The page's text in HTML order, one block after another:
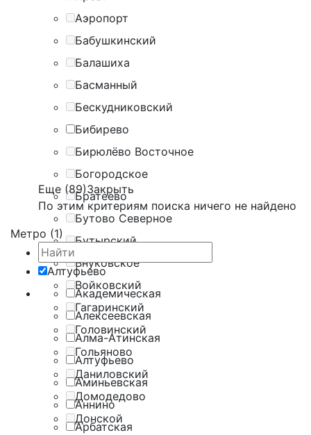
Аэропорт
Бабушкинский
Балашиха
Басманный
Бескудниковский
Бибирево
Бирюлёво Восточное
Богородское
Братеево
Бутово Северное
Бутырский
Внуковское
Войковский
Гагаринский
Головинский
Гольяново
Даниловский
Домодедово
Донской
Еще (89)Закрыть
По этим критериям поиска ничего не найдено
Метро (1)
Алтуфьево
Академическая
Алексеевская
Алма-Атинская
Алтуфьево
Аминьевская
Аннино
Арбатская